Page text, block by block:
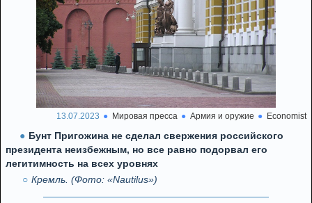
13.07.2023 Мировая пресса Армия и оружие Economist
Бунт Пригожина не сделал свержения российского
президента неизбежным, но все равно подорвал его
легитимность на всех уровнях
Кремль. (Фото: «Nautilus»)